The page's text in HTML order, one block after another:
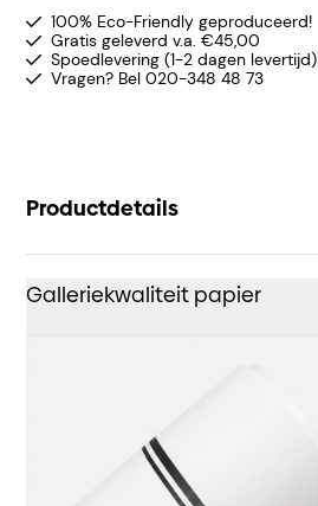
100% Eco-Friendly geproduceerd!
Gratis geleverd v.a. €45,00
Spoedlevering (1-2 dagen levertijd)
Vragen? Bel 020-348 48 73
Productdetails
Galleriekwaliteit papier